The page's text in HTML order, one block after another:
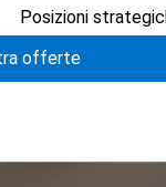
Posizioni
offerte